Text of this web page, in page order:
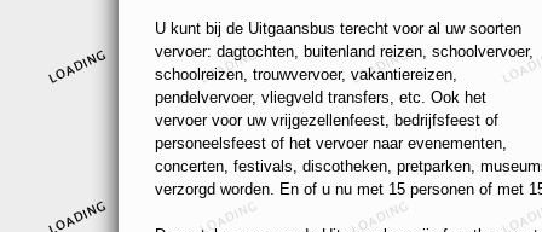
U kunt bij de Uitgaansbus terecht voor al uw soorten
vervoer: dagtochten, buitenland reizen, schoolvervoer,
schoolreizen, trouwvervoer, vakantiereizen,
pendelvervoer, vliegveld transfers, etc. Ook het
vervoer voor uw vrijgezellenfeest, bedrijfsfeest of
personeelsfeest of het vervoer naar evenementen,
concerten, festivals, discotheken, pretparken,
verzorgd worden. En of u nu met 15 personen of met